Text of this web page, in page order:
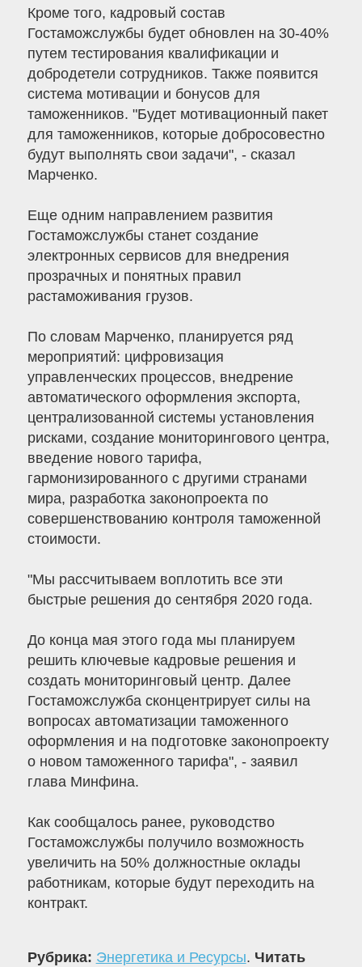
Кроме того, кадровый состав
Гостаможслужбы будет обновлен на 30-40%
путем тестирования квалификации и
добродетели сотрудников. Также появится
система мотивации и бонусов для
таможенников. "Будет мотивационный пакет
для таможенников, которые добросовестно
будут выполнять свои задачи", - сказал
Марченко.
Еще одним направлением развития
Гостаможслужбы станет создание
электронных сервисов для внедрения
прозрачных и понятных правил
растаможивания грузов.
По словам Марченко, планируется ряд
мероприятий: цифровизация
управленческих процессов, внедрение
автоматического оформления экспорта,
централизованной системы установления
рисками, создание мониторингового центра,
введение нового тарифа,
гармонизированного с другими странами
мира, разработка законопроекта по
совершенствованию контроля таможенной
стоимости.
"Мы рассчитываем воплотить все эти
быстрые решения до сентября 2020 года.
До конца мая этого года мы планируем
решить ключевые кадровые решения и
создать мониторинговый центр. Далее
Гостаможслужба сконцентрирует силы на
вопросах автоматизации таможенного
оформления и на подготовке законопроекту
о новом таможенного тарифа", - заявил
глава Минфина.
Как сообщалось ранее, руководство
Гостаможслужбы получило возможность
увеличить на 50% должностные оклады
работникам, которые будут переходить на
контракт.
Рубрика: Энергетика и Ресурсы. Читать